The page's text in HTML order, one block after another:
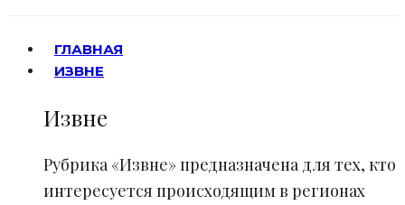
ГЛАВНАЯ
ИЗВНЕ
Извне
Рубрика «Извне» предназначена для тех, кто
интересуется происходящим в регионах